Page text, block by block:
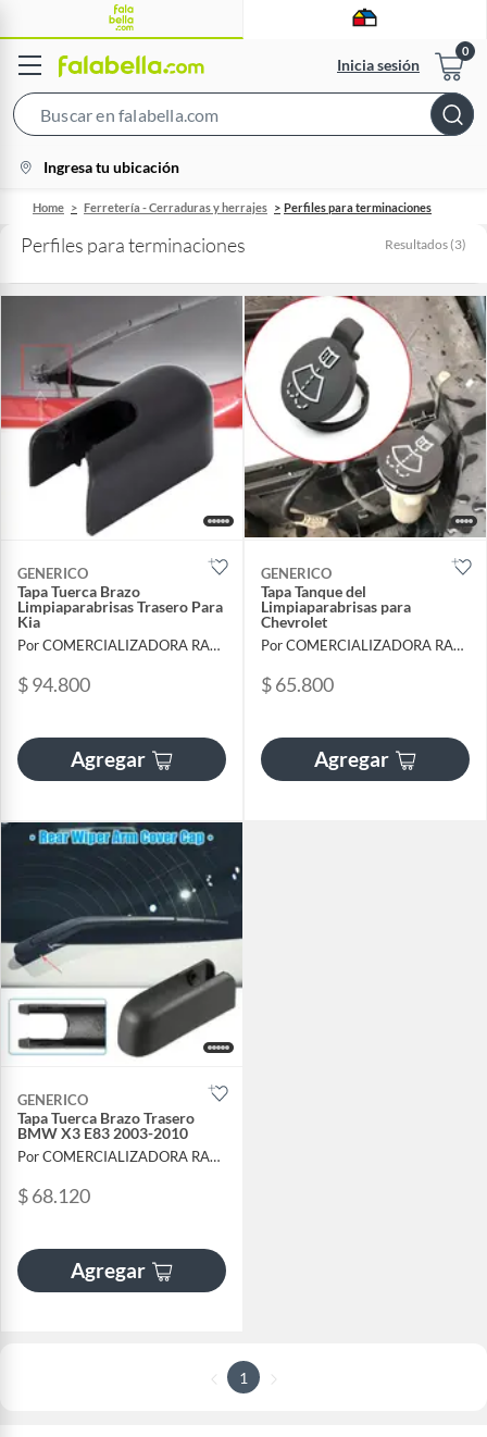
Inicia sesión
Bar
location-
icon
Ingresa tu ubicación
Home Ferretería - Cerraduras y herrajes Perfiles para terminaciones
Perfiles para terminaciones Resultados (3)
GENERICO
Tapa Tuerca Brazo
Limpiaparabrisas Trasero Para
Kia
Por COMERCIALIZADORA RALLY
$ 94.800
Agregar
GENERICO
Tapa Tanque del
Limpiaparabrisas para
Chevrolet
Por COMERCIALIZADORA RALLY
$ 65.800
Agregar
GENERICO
Tapa Tuerca Brazo Trasero
BMW X3 E83 2003-2010
Por COMERCIALIZADORA RALLY
$ 68.120
Agregar
1